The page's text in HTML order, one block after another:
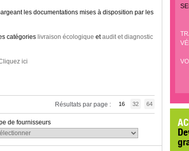
les documentations mises à disposition par les
catégories livraison écologique etaudit et diagnostic
ici
Résultats par page : 16 32 64
de fournisseurs